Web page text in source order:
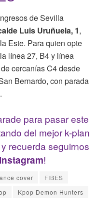
de Sevilla
Luis Uruñuela, 1,
Este. Para quien opte
línea 27, B4 y línea
cercanías C4 desde
Bernardo, con parada
para pasar este
del mejor k-plan
recuerda seguirnos
Instagram!
cover
FIBES
Kpop Demon Hunters